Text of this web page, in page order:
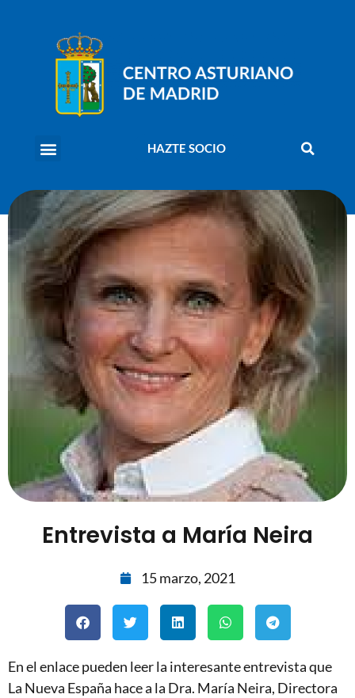
HAZTE SOCIO
Entrevista a María Neira
15 marzo, 2021
En el enlace pueden leer la interesante entrevista que
La Nueva España hace a la Dra. María Neira, Directora